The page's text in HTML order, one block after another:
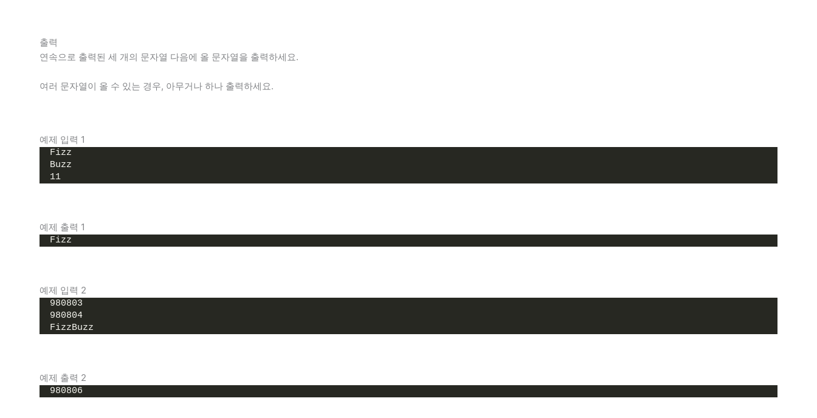
출력
연속으로 출력된 세 개의 문자열 다음에 올 문자열을 출력하세요.
여러 문자열이 올 수 있는 경우, 아무거나 하나 출력하세요.
예제 입력 1
Fizz
Buzz
11
예제 출력 1
Fizz
예제 입력 2
980803
980804
FizzBuzz
예제 출력 2
980806